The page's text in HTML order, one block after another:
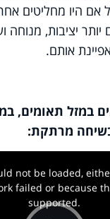
אם היו מחליטים
יציבות, מנוחה
אותם.
במזל תאומים,
מרתקת:
not be loaded,
failed or because
supported.